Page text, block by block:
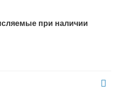
при наличии